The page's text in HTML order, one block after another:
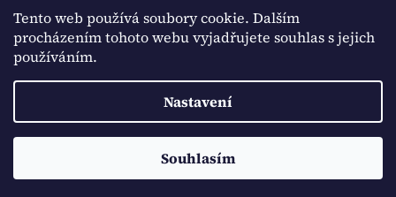
Tento web používá soubory cookie. Dalším
procházením tohoto webu vyjadřujete souhlas s jejich
používáním.
Nastavení
Souhlasím
https://tourmkr.com/F1eycVcPEw
Copyright 2026BAMBINO-KOCARKY.cz. Všechna práva
vyhrazena.